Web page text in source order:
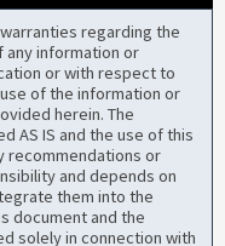
regarding the
information or
or with respect to
of the information or
herein. The
AS IS and the use of this
recommendations or
and depends on
them into the
document and the
solely in connection with